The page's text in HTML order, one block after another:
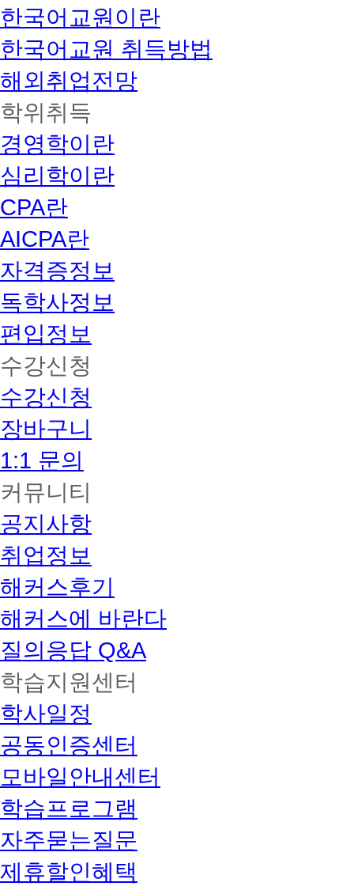
한국어교원이란
한국어교원 취득방법
해외취업전망
학위취득
경영학이란
심리학이란
CPA란
AICPA란
자격증정보
독학사정보
편입정보
수강신청
수강신청
장바구니
1:1 문의
커뮤니티
공지사항
취업정보
해커스후기
해커스에 바란다
질의응답 Q&A
학습지원센터
학사일정
공동인증센터
모바일안내센터
학습프로그램
자주묻는질문
제휴할인혜택